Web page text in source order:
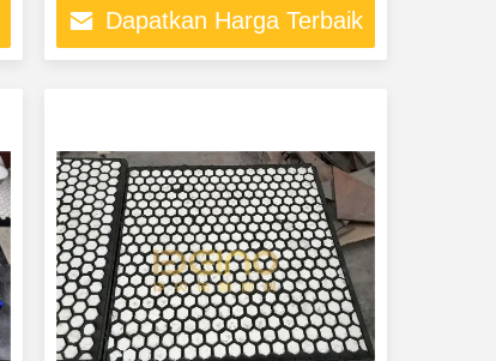
Dapatkan Harga Terbaik